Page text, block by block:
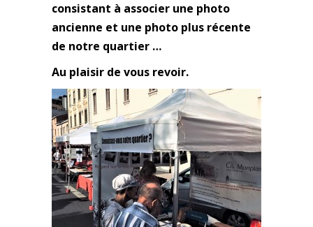
consistant à associer une photo
ancienne et une photo plus récente
de notre quartier …
Au plaisir de vous revoir.